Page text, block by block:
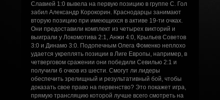
Славией 1:0 вывела на первую позицию в группе С. Гол
забил Александр Корокорин. Краснодарцы занимают
вторую позицию при имеющихся в активе 19-ти очках.
Они предоставили комплект из четырех викторий и
выиграли у Локомотива 2:1, Анжи 4:0, Крыльев Советов
3:0 и Динамо 3:0. Подопечным Олега Фоменко неплохо
удается укреплять позиции в Лиге Европы, например, в
четверговом сражении они победили Севилью 2:1 и
получили 6 очков из шести. Смогут ли лидеры
обеспечить зрелищный и результативный бой, чтобы
доказать свое право на первенство? Это покажет игра,
прямую трансляцию которой лучше всего смотреть на